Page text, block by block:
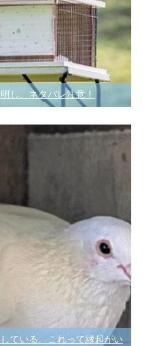
し、ネタバレ注意！
ている。これって縁起がい